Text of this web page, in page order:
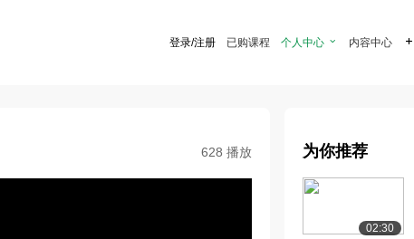
登录/注册 已购课程 个人中心  内容中心 
628 播放 为你推荐
02:30